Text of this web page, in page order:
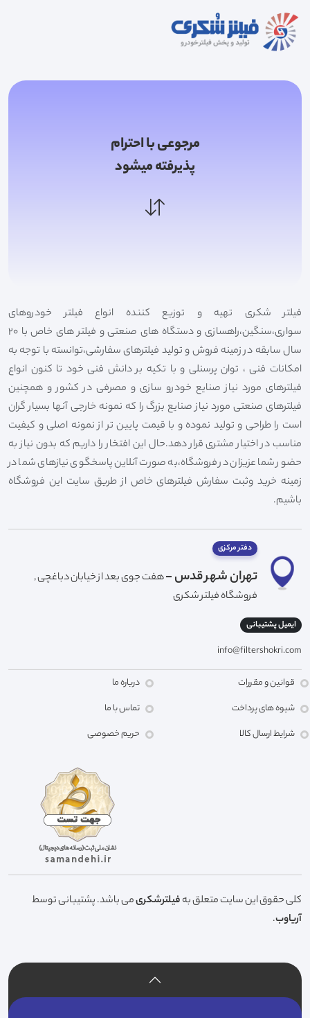
مرجوعی با احترام
پذیرفته میشود
فیلتر شکری تهیه و توزیع کننده انواع فیلتر خودروهای
سواری،سنگین،راهسازی و دستگاه های صنعتی و فیلتر های خاص با 20
سال سابقه در زمینه فروش و تولید فیلترهای سفارشی،توانسته با توجه به
امکانات فنی ، توان پرسنلی و با تکیه بر دانش فنی خود تا کنون انواع
فیلترهای مورد نیاز صنایع خودرو سازی و مصرفی در کشور و همچنین
فیلترهای صنعتی مورد نیاز صنایع بزرگ را که نمونه خارجی آنها بسیار گران
است را طراحی و تولید نموده و با قیمت پایین تر از نمونه اصلی و کیفیت
مناسب در اختیار مشتری قرار دهد.حال این افتخار را داریم که بدون نیاز به
حضور شما عزیزان در فروشگاه،به صورت آنلاین پاسخگوی نیازهای شما در
زمینه خرید وثبت سفارش فیلترهای خاص از طریق سایت این فروشگاه
باشیم.
دفتر مرکزی
تهران شهر قدس -هفت جوی بعد از خیابان دباغچی ,
فروشگاه فیلتر شکری
ایمیل پشتیبانی
info@filtershokri.com
قوانین و مقررات
شیوه های پرداخت
شرایط ارسال کالا
درباره ما
تماس با ما
حریم خصوصی
کلی حقوق این سایت متعلق بهفیلترشکریمی باشد. پشتیبانی توسط
آریاوب.